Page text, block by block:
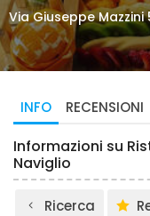
Via Giuseppe
INFO RECENSIONI
Informazioni su
Naviglio
Ricerca